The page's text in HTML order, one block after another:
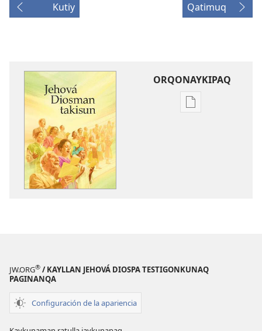
Kutiy Qatimuq
ORQONAYKIPAQ
Kaypi
JW.ORG® / KAYLLAN JEHOVÁ DIOSPA TESTIGONKUNAQ
PAGINANQA
Configuración de la apariencia